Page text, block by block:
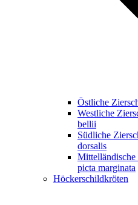
Östliche
Westliche
bellii
Südliche
dorsalis
picta marginata
Höckerschildkröten